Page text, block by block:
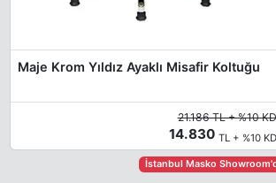
Maje Krom Yıldız Ayaklı Misafir Koltuğu
21.186 TL + %10
14.830 TL + %10
İstanbul Masko